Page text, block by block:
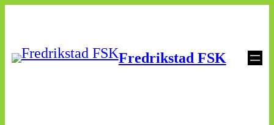
content
Fredrikstad FSK